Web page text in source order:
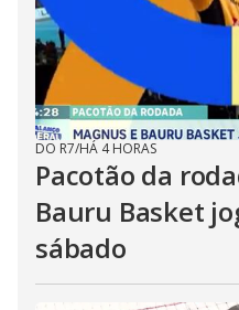
DO R7/HÁ 4 HORAS
Pacotão da
Bauru Basket
sábado